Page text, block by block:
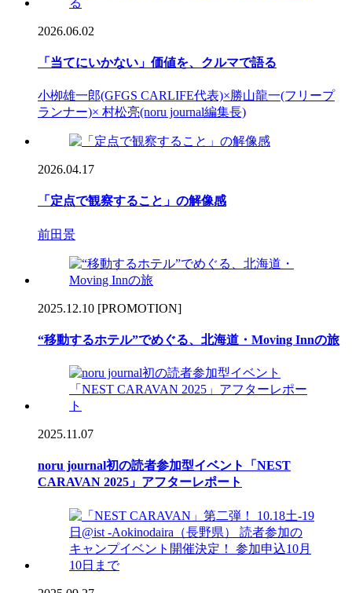
2026.06.02
「当てにいかない」価値を、クルマで語る
小栁雄一郎(GFGS CARLIFE代表)×勝山龍一(フリープ
ランナー)× 村松亮(noru journal編集長)
2026.04.17
「定点で観察すること」の解像感
前田景
2025.12.10 [PROMOTION]
“移動するホテル”でめぐる、北海道・Moving Innの旅
2025.11.07
noru journal初の読者参加型イベント「NEST
CARAVAN 2025」アフターレポート